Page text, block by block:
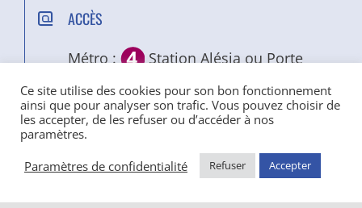
ACCÈS
Métro :
Station Alésia ou Porte
d’Orléans
Bus :
Arrêt Hôpital Notre-Dame de
Bon Secours /
Tramway :
Arrêt Jean Moulin
Ce site utilise des cookies pour son bon fonctionnement
ainsi que pour analyser son trafic. Vous pouvez choisir de
les accepter, de les refuser ou d’accéder à nos
paramètres.
Paramètres de confidentialité
Refuser Accepter